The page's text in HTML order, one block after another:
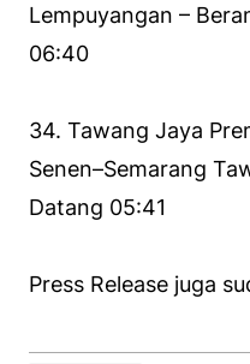
Lempuyangan –
06:40
34. Tawang Jaya
Senen–Semarang
Datang 05:41
Press Release juga